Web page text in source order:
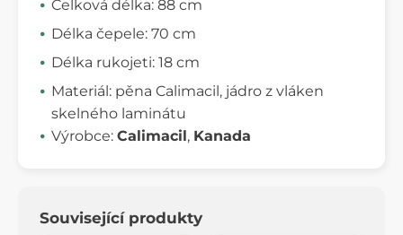
Celková délka: 88 cm
Délka čepele: 70 cm
Délka rukojeti: 18 cm
Materiál: pěna Calimacil, jádro z vláken
skelného laminátu
Výrobce: Calimacil, Kanada
Související produkty